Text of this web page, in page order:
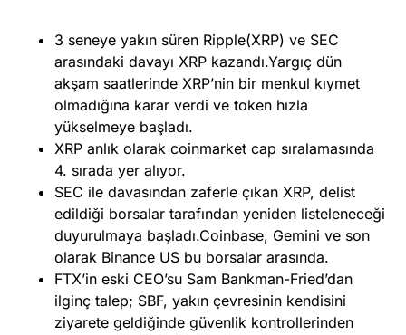
3 seneye yakın süren Ripple(XRP) ve SEC
arasındaki davayı XRP kazandı.Yargıç dün
akşam saatlerinde XRP’nin bir menkul kıymet
olmadığına karar verdi ve token hızla
yükselmeye başladı.
XRP anlık olarak coinmarket cap sıralamasında
4. sırada yer alıyor.
SEC ile davasından zaferle çıkan XRP, delist
edildiği borsalar tarafından yeniden listeleneceği
duyurulmaya başladı.Coinbase, Gemini ve son
olarak Binance US bu borsalar arasında.
FTX’in eski CEO’su Sam Bankman-Fried’dan
ilginç talep; SBF, yakın çevresinin kendisini
ziyarete geldiğinde güvenlik kontrollerinden